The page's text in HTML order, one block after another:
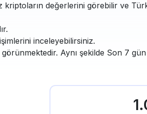
değerlerini görebilir ve
inceleyebilirsiniz.
görünmektedir. Aynı şekilde Son 7